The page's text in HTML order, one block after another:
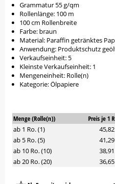
Grammatur 55 g/qm
Rollenlänge: 100 m
100 cm Rollenbreite
Farbe: braun
Material: Paraffin getränktes
Anwendung: Produktschutz
Verkaufseinheit: 5
Kleinste Verkaufseinheit: 1
Mengeneinheit: Rolle(n)
Kategorie: Ölpapiere
Menge (Rolle(n)) Preis je 1
ab 1 Ro. (1)
ab 5 Ro. (5)
ab 10 Ro. (10)
ab 20 Ro. (20)